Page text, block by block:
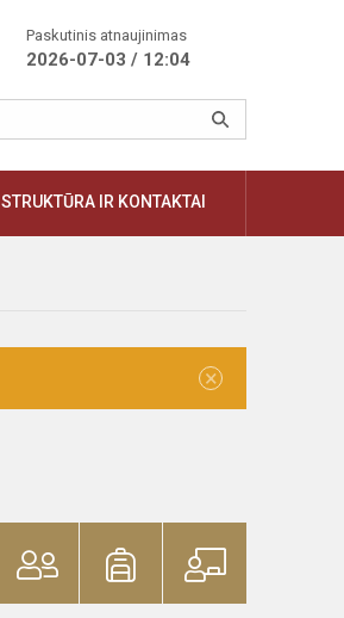
Paskutinis atnaujinimas
2026-07-03 / 12:04
STRUKTŪRA IR KONTAKTAI
×